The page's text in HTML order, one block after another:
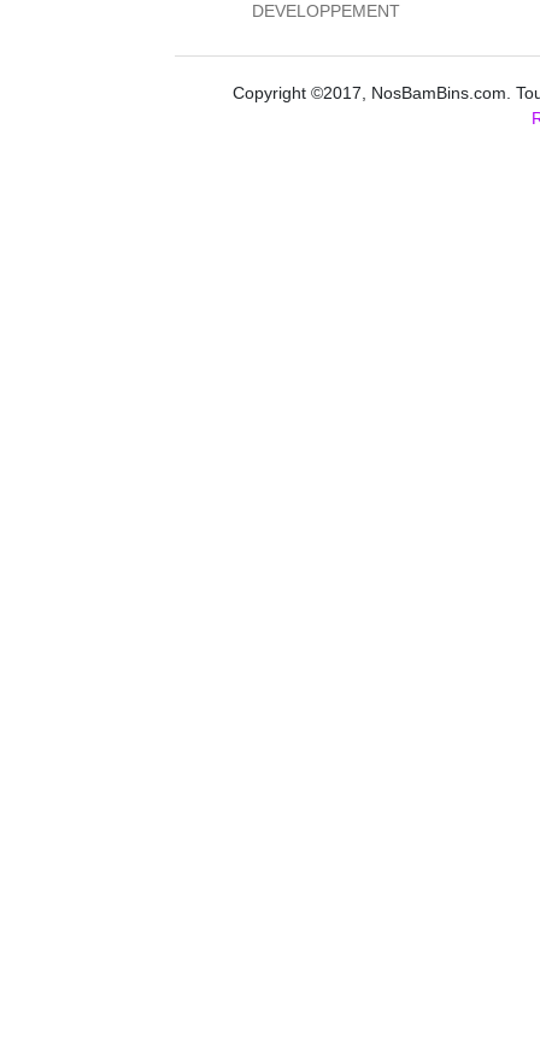
DEVELOPPEMENT
Copyright ©2017, NosBamBins.com.